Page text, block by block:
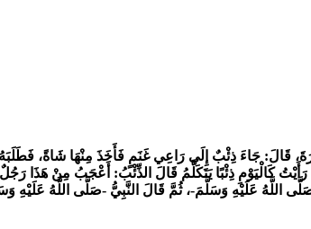
قَالَ: جَاءَ ذِئْبٌ إِلَى رَاعِي غَنَمٍ فَأَخَذَ مِنْهَا شَاةً،
كَالْيَوْمِ ذِئْبًا يَتَكَلَّمُ قَالَ الذِّئْبُ: أَعْجَبُ مِنْ هَذَا
اللَّهُ عَلَيْهِ وَسَلَّمَ-، ثُمَّ قَالَ النَّبِيُّ -صَلَّى اللَّهُ عَلَيْهِ